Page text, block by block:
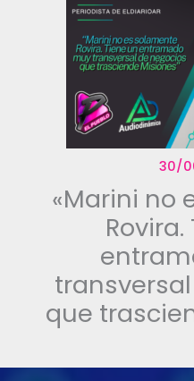
30/
«Marini no
que